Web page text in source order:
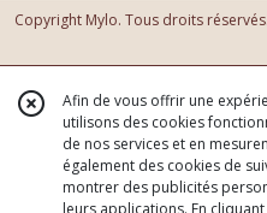
Copyright Mylo. Tous droits
Afin de vous offrir une
utilisons des cookies
de nos services et en
également des cookies de
montrer des publicités
leurs applications. En cliquant